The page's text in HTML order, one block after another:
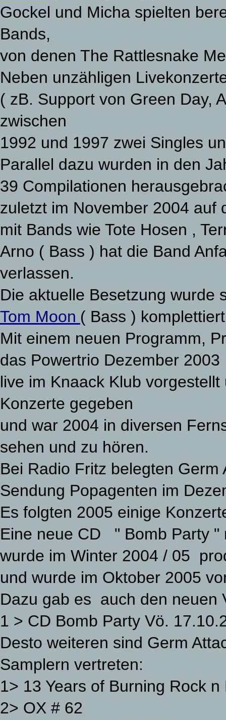
Gockel und Micha spielten
Bands,
von denen The Rattlesnake
Neben unzähligen
( zB. Support von Green Day,
zwischen
1992 und 1997 zwei Singles
Parallel dazu wurden in den
39 Compilationen
zuletzt im November 2004
mit Bands wie Tote Hosen ,
Arno ( Bass ) hat die Band
verlassen.
Die aktuelle Besetzung wurde
Tom Moon ( Bass )
Mit einem neuen Programm,
das Powertrio Dezember
live im Knaack Klub
Konzerte gegeben
und war 2004 in diversen
sehen und zu hören.
Bei Radio Fritz belegten Germ
Sendung Popagenten im
Es folgten 2005 einige
Eine neue CD " Bomb Party "
wurde im Winter 2004 / 05
und wurde im Oktober 2005
Dazu gab es auch den neuen
1 > CD Bomb Party Vö.
Desto weiteren sind Germ
Samplern vertreten:
1> 13 Years of Burning Rock
2> OX # 62 (